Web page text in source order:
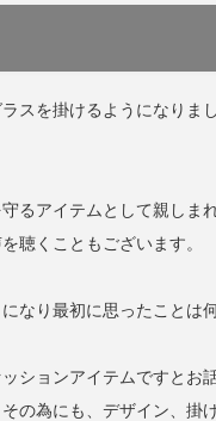
スを掛けるようになりま
るアイテムとして親し
聴くこともございます。
なり最初に思ったことは
ションアイテムですと
の為にも、デザイン、掛